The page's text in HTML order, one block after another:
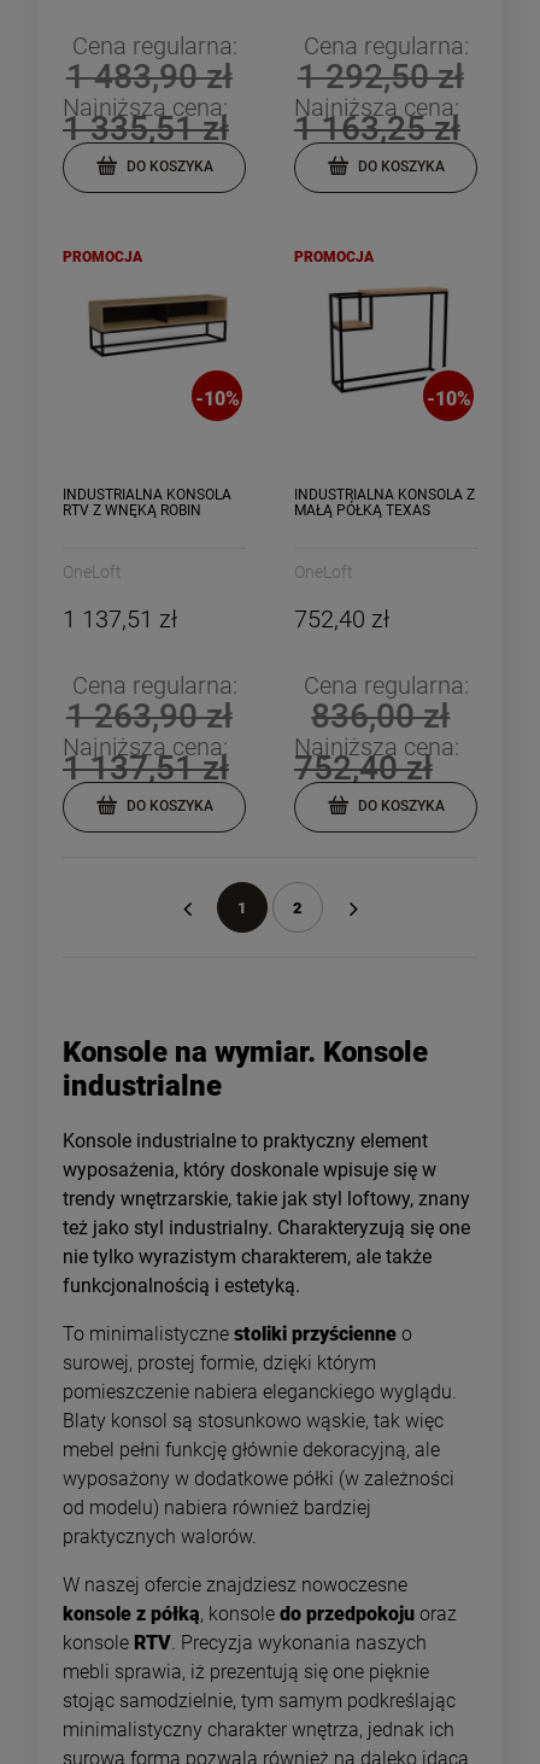
Cena regularna:
1 483,90 zł
Najniższa cena:
1 335,51 zł
DO KOSZYKA
Cena regularna:
1 292,50 zł
Najniższa cena:
1 163,25 zł
DO KOSZYKA
-10%
INDUSTRIALNA KONSOLA
RTV Z WNĘKĄ ROBIN
OneLoft
1 137,51 zł
Cena regularna:
1 263,90 zł
Najniższa cena:
1 137,51 zł
DO KOSZYKA
PROMOCJA
-10%
INDUSTRIALNA KONSOLA Z
MAŁĄ PÓŁKĄ TEXAS
OneLoft
752,40 zł
Cena regularna:
836,00 zł
Najniższa cena:
752,40 zł
DO KOSZYKA
PROMOCJA
1 2
Konsole na wymiar. Konsole
industrialne
Konsole industrialne to praktyczny element
wyposażenia, który doskonale wpisuje się w
trendy wnętrzarskie, takie jak styl loftowy, znany
też jako styl industrialny. Charakteryzują się one
nie tylko wyrazistym charakterem, ale także
funkcjonalnością i estetyką.
To minimalistyczne stoliki przyścienne o
surowej, prostej formie, dzięki którym
pomieszczenie nabiera eleganckiego wyglądu.
Blaty konsol są stosunkowo wąskie, tak więc
mebel pełni funkcję głównie dekoracyjną, ale
wyposażony w dodatkowe półki (w zależności
od modelu) nabiera również bardziej
praktycznych walorów.
W naszej ofercie znajdziesz nowoczesne
konsole z półką, konsole do przedpokoju oraz
konsole RTV . Precyzja wykonania naszych
mebli sprawia, iż prezentują się one pięknie
stojąc samodzielnie, tym samym podkreślając
minimalistyczny charakter wnętrza, jednak ich
surowa forma pozwala również na daleko idącą